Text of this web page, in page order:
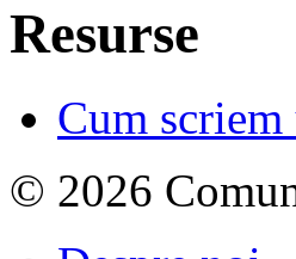
Resurse
Cum scriem
© 2026